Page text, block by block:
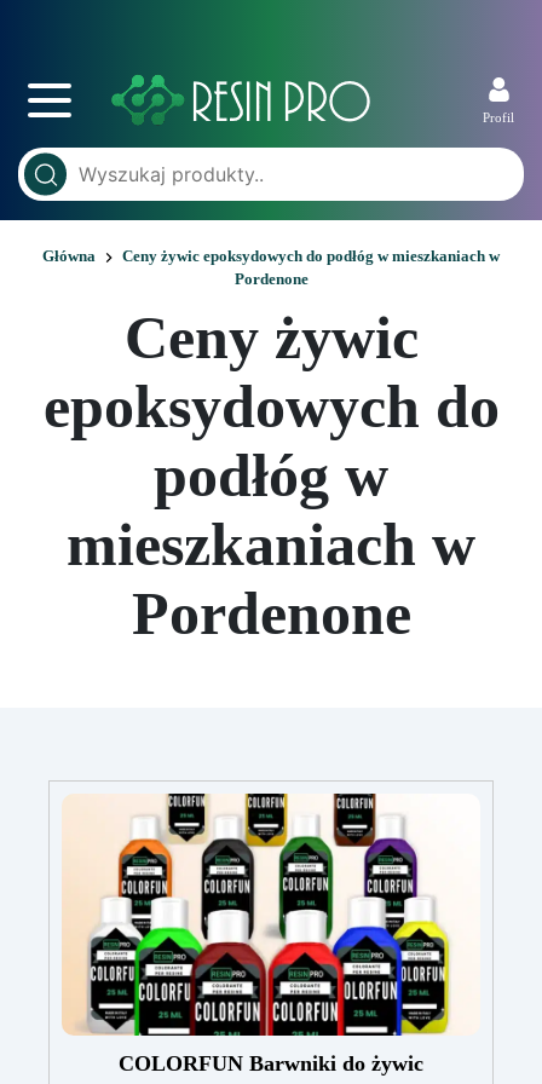
Profil
Główna
Ceny żywic epoksydowych do podłóg w mieszkaniach w
Pordenone
Ceny żywic
epoksydowych do
podłóg w
mieszkaniach w
Pordenone
COLORFUN Barwniki do żywic